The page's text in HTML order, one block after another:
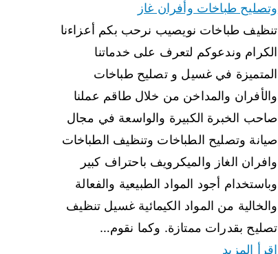
وتصليح طباخات وأفران غاز
تنظيف طباخات نويصيب نرحب بكم أعزاءنا
الكرام وندعوكم لتعرف على خدماتنا
المتميزة في غسيل و تصليح طباخات
والأفران والمداخن من خلال طاقم عملنا
صاحب الخبرة الكبيرة والواسعة في مجال
صيانة وتصليح الطباخات وتنظيف الطباخات
وافران الغاز والميكرويف باحتراف كبير
وباستخدام أجود المواد الطبيعية والفعالة
والخالية من المواد الكيمائية غسيل تنظيف
تصليح بقدرات ممتازة. وكما نقوم…
اقرأ المزيد